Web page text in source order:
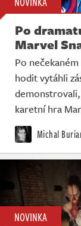
Po
Marvel
Po
hodit vytáhli
karetní hra
Michal
NOVINKA